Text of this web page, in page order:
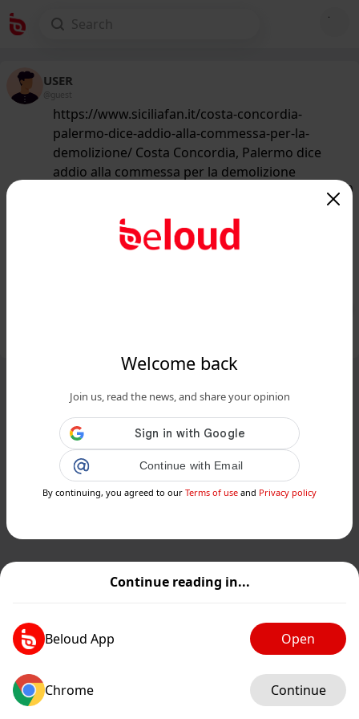
Continue reading in...
Beloud App Open
Chrome Continue
Welcome back
Join us, read the news, and share your opinion
Continue with Email
By continuing, you agreed to our Terms of use and Privacy policy
USER
@guest
https://www.siciliafan.it/costa-concordia-
palermo-dice-addio-alla-commessa-per-la-
demolizione/ Costa Concordia, Palermo dice
addio alla commessa per la demolizione
/50
Costa Concordia, Palermo dice addio
alla commessa per la demolizione -